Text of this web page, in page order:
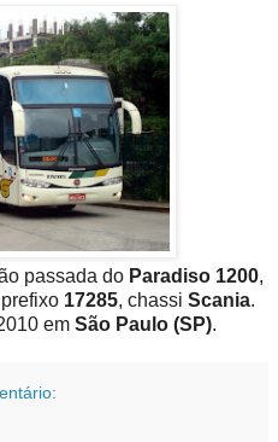
passada do Paradiso 1200,
17285, chassi Scania.
em São Paulo (SP).